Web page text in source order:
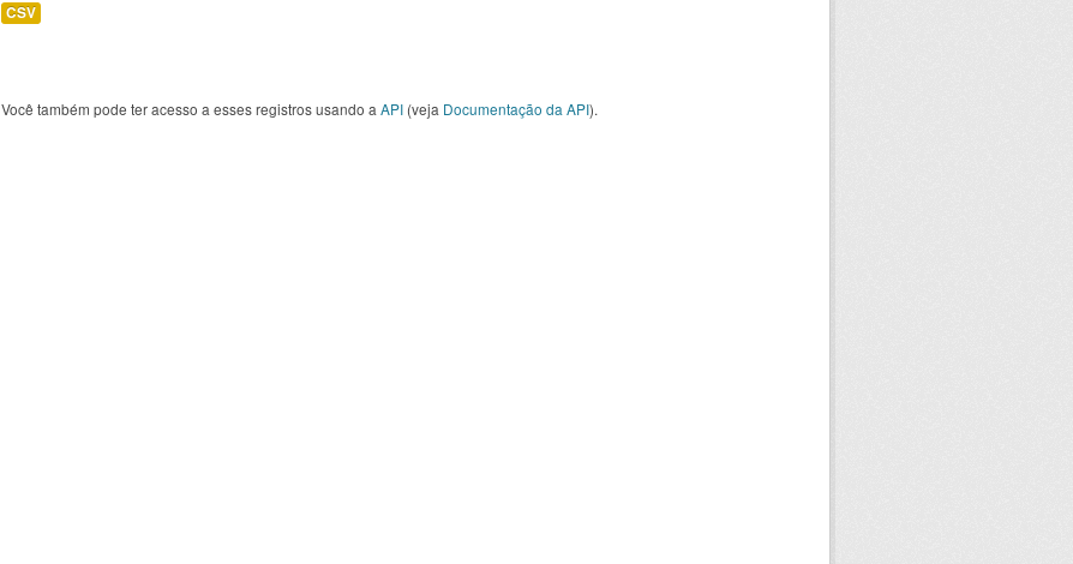
CSV
Você também pode ter acesso a esses registros usando a API (veja Documentação da API).